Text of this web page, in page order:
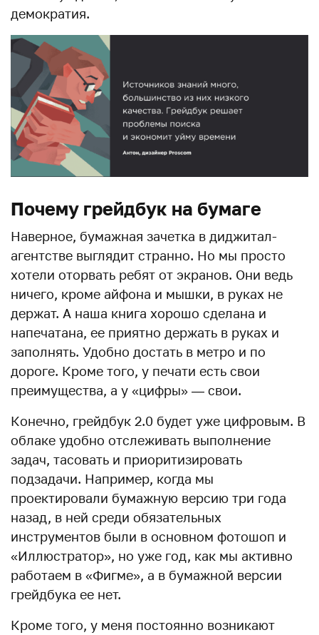
демократия.
Почему грейдбук на бумаге
Наверное, бумажная зачетка в диджитал-
агентстве выглядит странно. Но мы просто
хотели оторвать ребят от экранов. Они ведь
ничего, кроме айфона и мышки, в руках не
держат. А наша книга хорошо сделана и
напечатана, ее приятно держать в руках и
заполнять. Удобно достать в метро и по
дороге. Кроме того, у печати есть свои
преимущества, а у «цифры» — свои.
Конечно, грейдбук 2.0 будет уже цифровым. В
облаке удобно отслеживать выполнение
задач, тасовать и приоритизировать
подзадачи. Например, когда мы
проектировали бумажную версию три года
назад, в ней среди обязательных
инструментов были в основном фотошоп и
«Иллюстратор», но уже год, как мы активно
работаем в «Фигме», а в бумажной версии
грейдбука ее нет.
Кроме того, у меня постоянно возникают